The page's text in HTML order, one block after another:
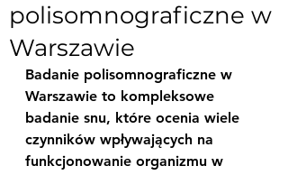
polisomnograficzne w
Warszawie
Badanie polisomnograficzne w
Warszawie to kompleksowe
badanie snu, które ocenia wiele
czynników wpływających na
funkcjonowanie organizmu w